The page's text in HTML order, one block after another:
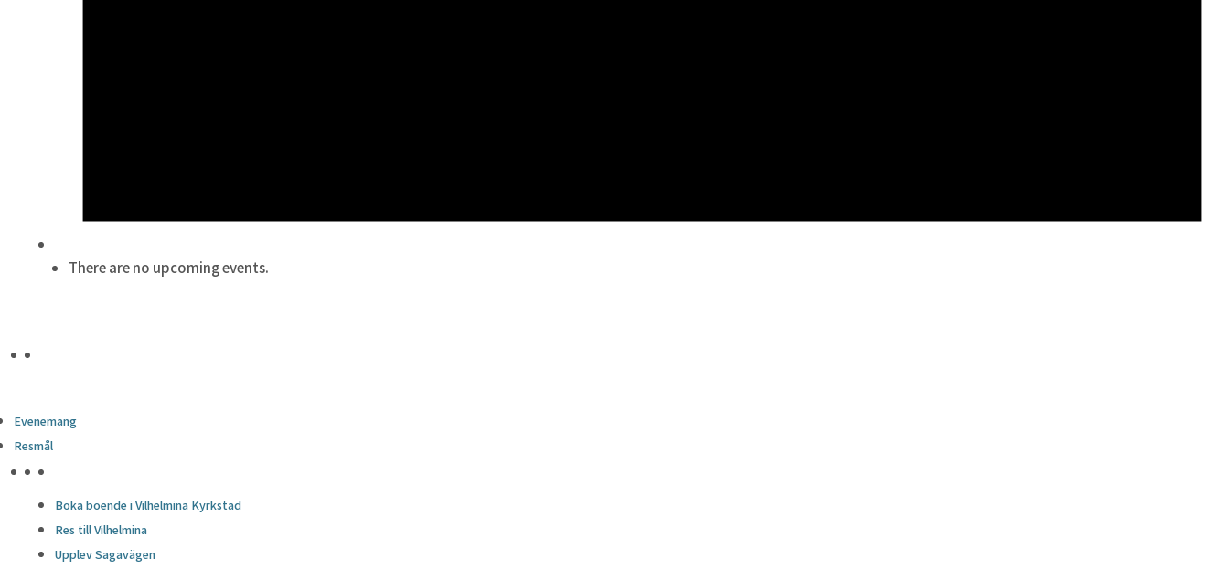
There are no upcoming events.
Evenemang
Resmål
Boka boende i Vilhelmina Kyrkstad
Res till Vilhelmina
Upplev Sagavägen